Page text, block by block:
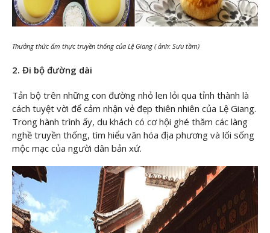
Thưởng thức ẩm thực truyền thống của Lệ Giang ( ảnh: Sưu tầm)
2. Đi bộ đường dài
Tản bộ trên những con đường nhỏ len lỏi qua tỉnh thành là
cách tuyệt vời để cảm nhận vẻ đẹp thiên nhiên của Lệ Giang.
Trong hành trình ấy, du khách có cơ hội ghé thăm các làng
nghề truyền thống, tìm hiểu văn hóa địa phương và lối sống
mộc mạc của người dân bản xứ.